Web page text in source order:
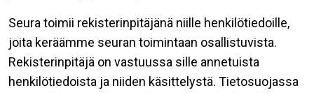
Seura toimii rekisterinpitäjänä niille henkilötiedoille,
joita keräämme seuran toimintaan osallistuvista.
Rekisterinpitäjä on vastuussa sille annetuista
henkilötiedoista ja niiden käsittelystä. Tietosuojassa